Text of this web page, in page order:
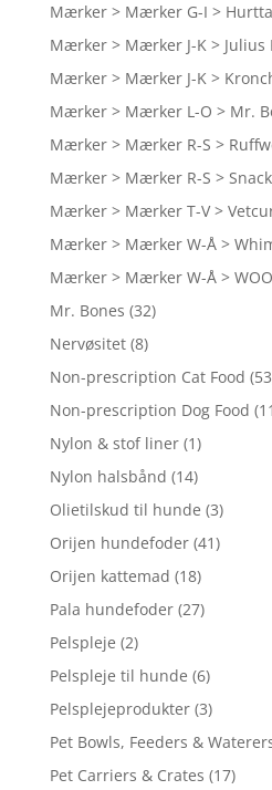
Mærker > Mærker G-I > Hurtta
Mærker > Mærker J-K > Julius
Mærker > Mærker J-K >
Mærker > Mærker L-O > Mr.
Mærker > Mærker R-S >
Mærker > Mærker R-S >
Mærker > Mærker T-V >
Mærker > Mærker W-Å >
Mærker > Mærker W-Å >
Mr. Bones (32)
Nervøsitet (8)
Non-prescription Cat Food
Non-prescription Dog Food
Nylon & stof liner (1)
Nylon halsbånd (14)
Olietilskud til hunde (3)
Orijen hundefoder (41)
Orijen kattemad (18)
Pala hundefoder (27)
Pelspleje (2)
Pelspleje til hunde (6)
Pelsplejeprodukter (3)
Pet Bowls, Feeders &
Pet Carriers & Crates (17)